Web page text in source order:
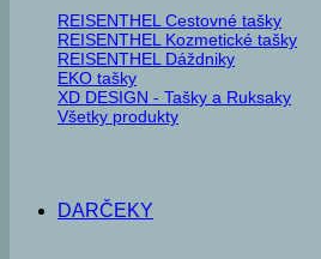
REISENTHEL Cestovné tašky
REISENTHEL Kozmetické tašky
REISENTHEL Dáždniky
EKO tašky
XD DESIGN - Tašky a Ruksaky
Všetky produkty
DARČEKY